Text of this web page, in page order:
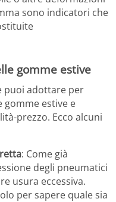
sono indicatori che
gomme estive
puoi adottare per
gomme estive e
prezzo. Ecco alcuni
: Come già
degli pneumatici
usura eccessiva.
per sapere quale sia